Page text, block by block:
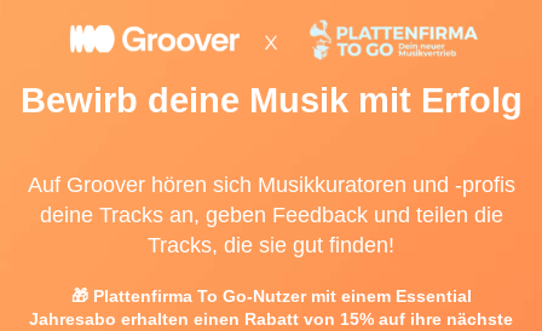
Bewirb deine Musik mit Erfolg
Auf Groover hören sich Musikkuratoren und -profis
deine Tracks an, geben Feedback und teilen die
Tracks, die sie gut finden!
🎁 Plattenfirma To Go-Nutzer mit einem Essential
Jahresabo erhalten einen Rabatt von 15% auf ihre nächste